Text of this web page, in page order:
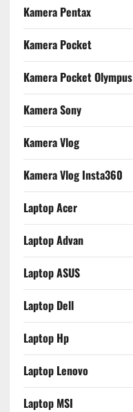
Kamera Pentax
Kamera Pocket
Kamera Pocket Olympus
Kamera Sony
Kamera Vlog
Kamera Vlog Insta360
Laptop Acer
Laptop Advan
Laptop ASUS
Laptop Dell
Laptop Hp
Laptop Lenovo
Laptop MSI